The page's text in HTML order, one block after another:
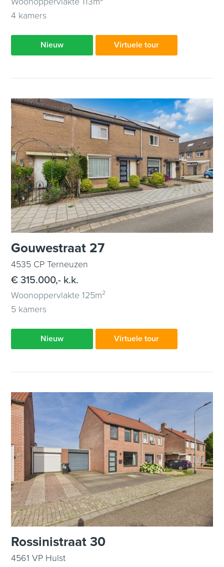
4 kamers
Nieuw Virtuele tour
Gouwestraat 27
4535 CP Terneuzen
€ 315.000,- k.k.
Woonoppervlakte 125m²
5 kamers
Nieuw Virtuele tour
Rossinistraat 30
4561 VP Hulst